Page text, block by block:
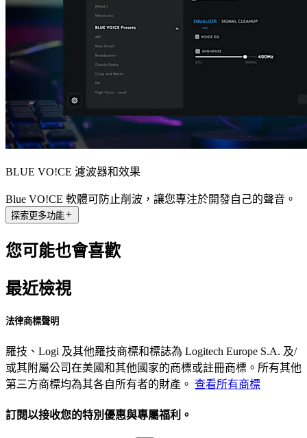
BLUE VO!CE 濾波器和效果
Blue VO!CE 軟體可防止削波，讓您專注於開發自己的聲音。
探索更多功能
您可能也會喜歡
最近檢視
法律商標聲明
羅技、Logi 及其他羅技商標和標誌為 Logitech Europe S.A. 及/
或其附屬公司在美國和其他國家的商標或註冊商標。所有其他
第三方商標均為其各自所有者的財產。 查看所有商標
訂閱以接收您的特別優惠與專屬福利。